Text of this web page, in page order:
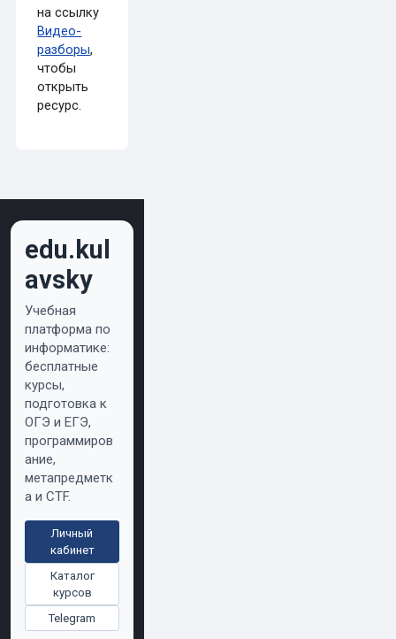
на ссылку
Видео-
разборы,
чтобы
открыть
ресурс.
edu.kul
avsky
Учебная
платформа по
информатике:
бесплатные
курсы,
подготовка к
ОГЭ и ЕГЭ,
программиров
ание,
метапредметк
а и CTF.
Личный
кабинет
Каталог
курсов
Telegram